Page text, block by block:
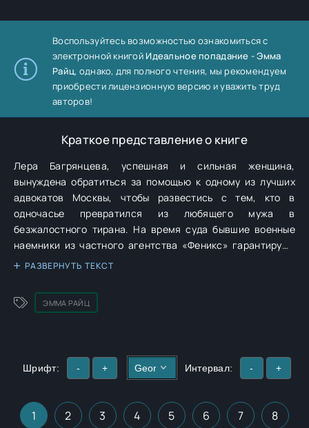
Воспользуйтесь возможностью ознакомиться с
электронной книгой Идеальное попадание - Эмма
Райц, однако, для полного чтения, мы рекомендуем
приобрести лицензионную версию и уважить труд
авторов!
Краткое представление о книге
Лера Багрянцева, успешная и сильная женщина,
вынуждена обратиться за помощью к одному из лучших
адвокатов Москвы, чтобы развестись с тем, кто в
одночасье превратился из любящего мужа в
безжалостного тирана. На время суда бывшие военные
наемники из частного агентства «Феникс» гарантируют
Лере физическую безопасность.Но кто в итоге исцелит ее
адвокат или человек, которому целым списком строгих
правил запрещено к ней прикасаться?Слияние двух
РАЗВЕРНУТЬ ТЕКСТ
ЭММА РАЙЦ
Шрифт: - + Интервал: - +
1 2 3 4 5 6 7 8